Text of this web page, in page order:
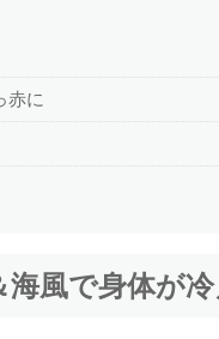
赤に
風で身体が冷